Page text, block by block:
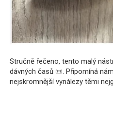
Stručně řečeno, tento malý
dávných časů 📜. Připomíná
nejskromnější vynálezy těmi